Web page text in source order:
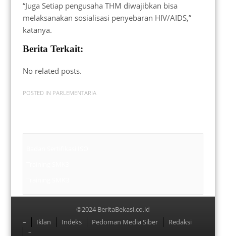
“Juga Setiap pengusaha THM diwajibkan bisa
melaksanakan sosialisasi penyebaran HIV/AIDS,”
katanya.
Berita Terkait:
No related posts.
POSTED IN PARLEMENTARIA
©2024 BeritaBekasi.co.id
Menu
– Iklan Indeks Pedoman Media Siber
Redaksi
–